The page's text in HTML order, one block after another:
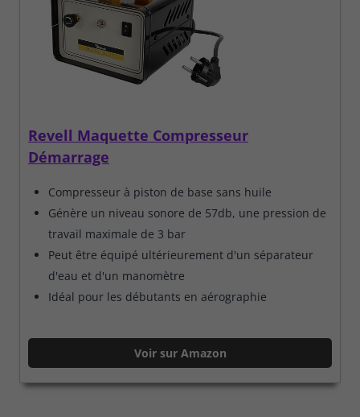
Revell Maquette Compresseur
Démarrage
Compresseur à piston de base sans huile
Génère un niveau sonore de 57db, une pression de
travail maximale de 3 bar
Peut être équipé ultérieurement d'un séparateur
d'eau et d'un manomètre
Idéal pour les débutants en aérographie
Voir sur Amazon